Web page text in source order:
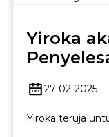
Yiroka
Warsaw
27-02-2025
Yiroka teruja